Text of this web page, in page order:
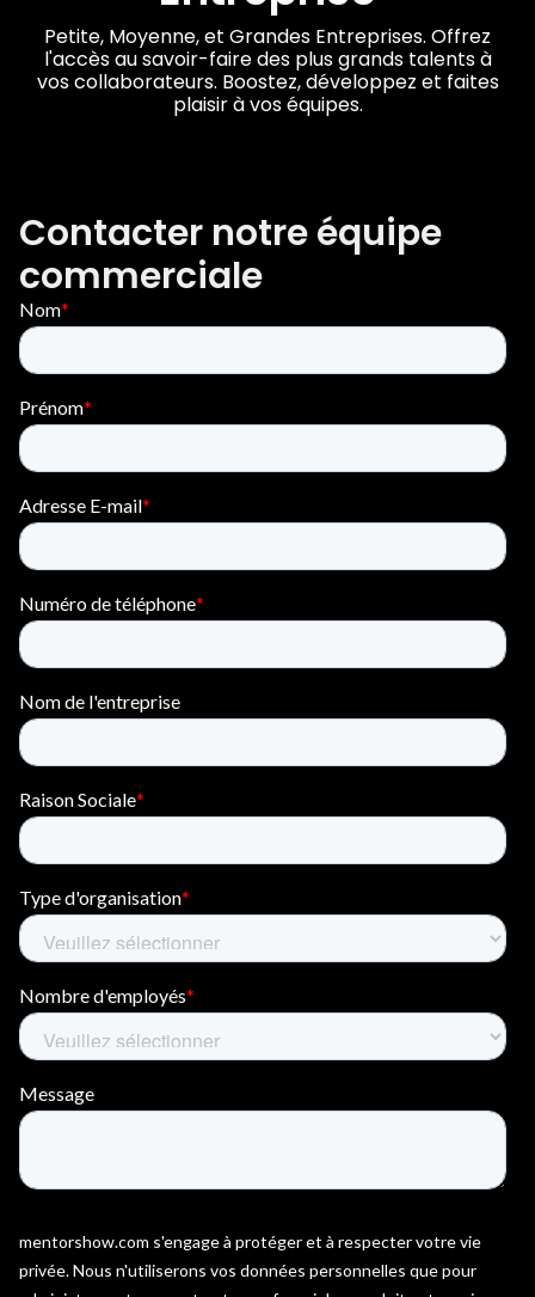
Petite, Moyenne, et Grandes Entreprises. Offrez
l'accès au savoir-faire des plus grands talents à
vos collaborateurs. Boostez, développez et faites
plaisir à vos équipes.
Contacter notre équipe
commerciale